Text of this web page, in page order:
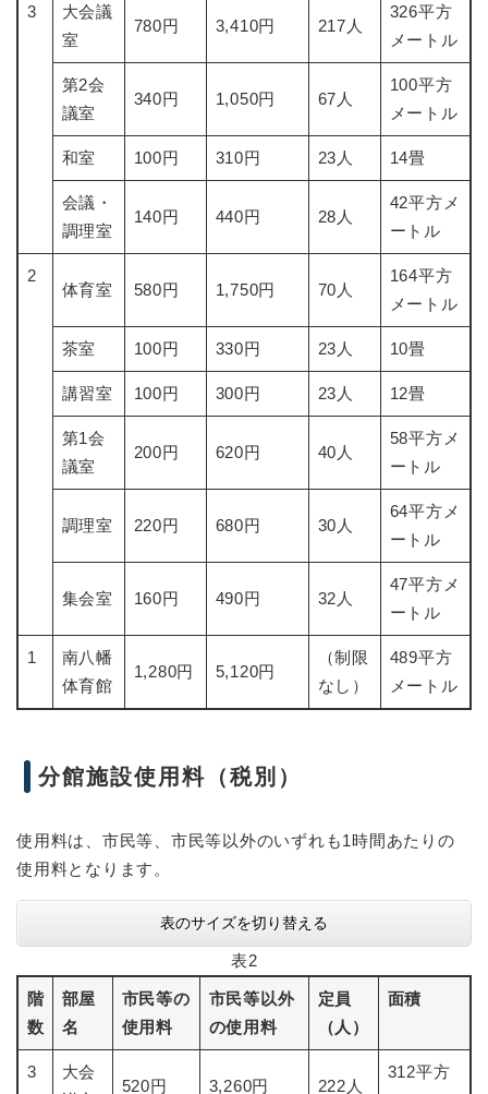
3
大会議
室
780円 3,410円 217人
326平方
メートル
第2会
議室
340円 1,050円 67人
100平方
メートル
和室 100円 310円 23人 14畳
会議・
調理室
140円 440円 28人
42平方メ
ートル
2
体育室 580円 1,750円 70人
164平方
メートル
茶室 100円 330円 23人 10畳
講習室 100円 300円 23人 12畳
第1会
議室
200円 620円 40人
58平方メ
ートル
調理室 220円 680円 30人
64平方メ
ートル
集会室 160円 490円 32人
47平方メ
ートル
1
南八幡
体育館
1,280円 5,120円
（制限
なし）
489平方
メートル
分館施設使用料（税別）
使用料は、市民等、市民等以外のいずれも1時間あたりの
使用料となります。
表のサイズを切り替える
表2
階
数
部屋
名
市民等の
使用料
市民等以外
の使用料
定員
（人）
面積
3
大会
520円 3,260円 222人
312平方